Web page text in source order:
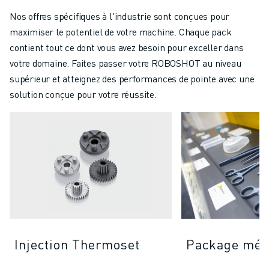
Nos offres spécifiques à l'industrie sont conçues pour
maximiser le potentiel de votre machine. Chaque pack
contient tout ce dont vous avez besoin pour exceller dans
votre domaine. Faites passer votre ROBOSHOT au niveau
supérieur et atteignez des performances de pointe avec une
solution conçue pour votre réussite.
Injection Thermoset Package